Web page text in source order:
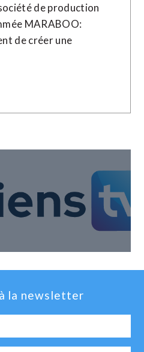
de production
MARABOO:
de créer une
la newsletter